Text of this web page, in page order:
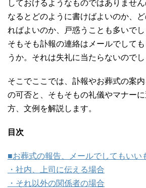
しておけるようなものではありませ
なるとどのように書けばよいのか、
ればよいのか、戸惑うことも多いでし
そもそも訃報の連絡はメールでして
うか。それは失礼に当たらないのでし
そこでここでは、訃報やお葬式の案
の可否と、そもそもの礼儀やマナー
方、文例を解説します。
目次
■お葬式の報告、メールでしてもいい
・社内、上司に伝える場合
・それ以外の関係者の場合